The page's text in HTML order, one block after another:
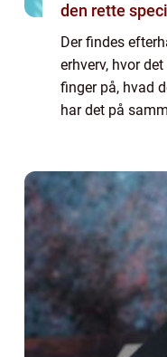
den rette
Der findes
erhverv, hvor
finger på, hvad
har det på